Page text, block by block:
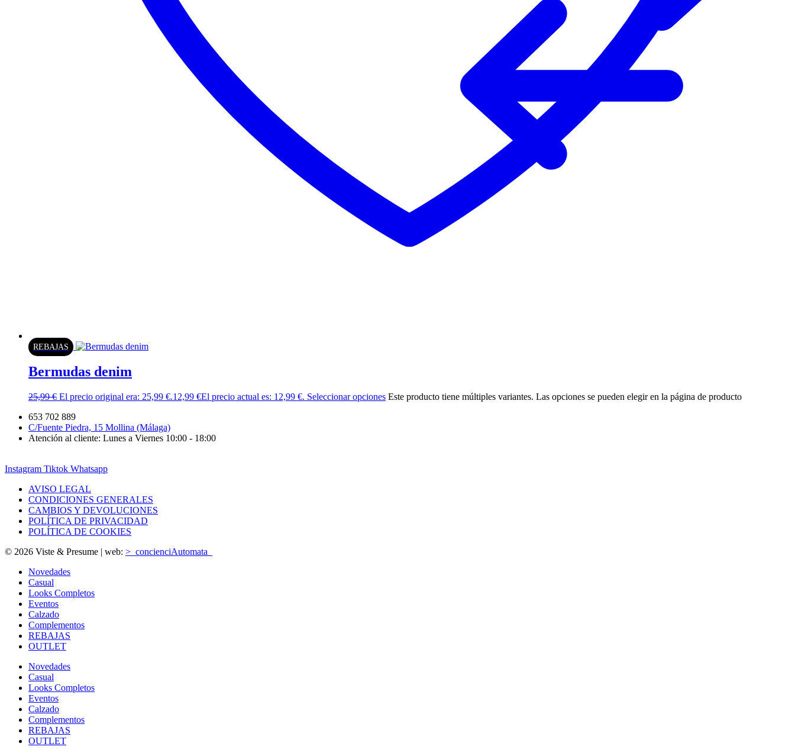
REBAJAS
Bermudas denim
25,99€ El precio original era: 25,99 €.12,99 €El precio actual es: 12,99 €. Seleccionar opciones Este producto tiene múltiples variantes. Las opciones se pueden elegir en la página de producto
653 702 889
C/Fuente Piedra, 15 Mollina (Málaga)
Atención al cliente: Lunes a Viernes 10:00 - 18:00
Instagram Tiktok Whatsapp
AVISO LEGAL
CONDICIONES GENERALES
CAMBIOS Y DEVOLUCIONES
POLÍTICA DE PRIVACIDAD
POLÍTICA DE COOKIES
© 2026 Viste & Presume | web: >_concienciAutomata_
Novedades
Casual
Looks Completos
Eventos
Calzado
Complementos
REBAJAS
OUTLET
Novedades
Casual
Looks Completos
Eventos
Calzado
Complementos
REBAJAS
OUTLET